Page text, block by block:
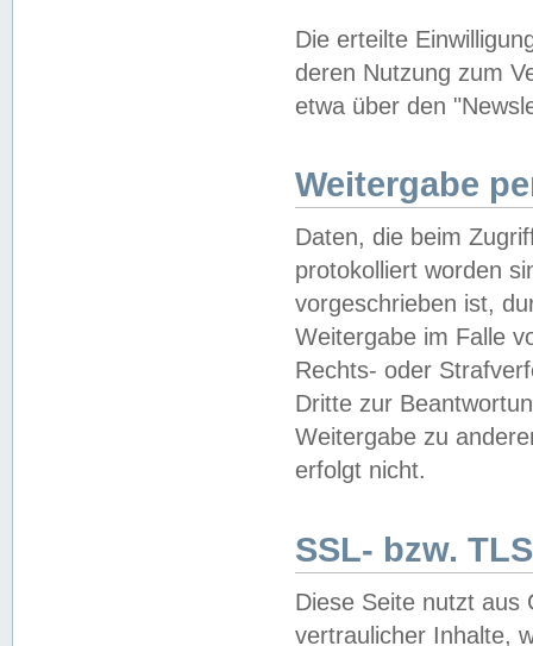
Die erteilte
deren Nutzung zum
etwa über den
Weitergabe
Daten, die beim
protokolliert worden
vorgeschrieben ist,
Weitergabe im Falle
Rechts- oder
Dritte zur
Weitergabe zu
erfolgt nicht.
SSL- bzw.
Diese Seite nutzt aus
vertraulicher Inhalte,